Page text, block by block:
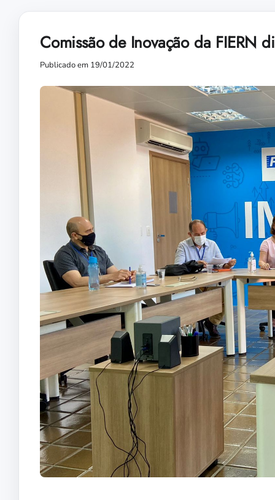
Comissão de Inovação da FIERN
Publicado em 19/01/2022